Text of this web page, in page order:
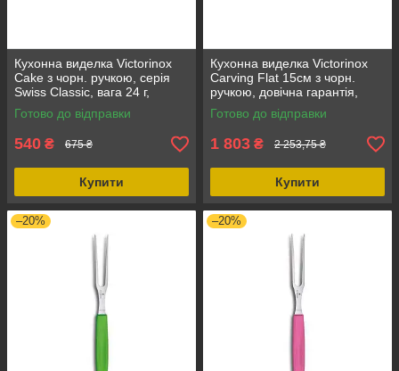
Кухонна виделка Victorinox
Cake з чорн. ручкою, серія
Swiss Classic, вага 24 г,
матеріал - нержавіюча сталь,
колір чорний
Готово до відправки
540 ₴ 675 ₴
Купити
Кухонна виделка Victorinox
Carving Flat 15см з чорн.
ручкою, довічна гарантія,
нержавіюча сталь, вага 87 г
Готово до відправки
1 803 ₴ 2 253,75 ₴
Купити
–20% –20%